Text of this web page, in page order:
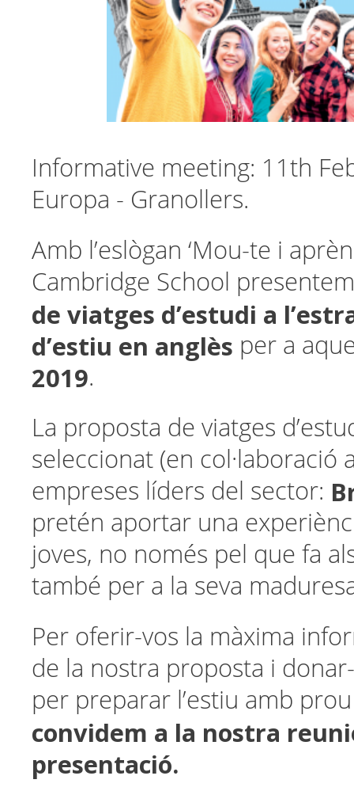
Informative meeting: 11th
Europa - Granollers.
Amb l’eslògan ‘Mou-te i
Cambridge School
de viatges d’estudi a
d’estiu en anglès per a
2019.
La proposta de viatges
seleccionat (en col·laboració
empreses líders del sector:
pretén aportar una
joves, no només pel que fa
també per a la seva
Per oferir-vos la màxima
de la nostra proposta i
per preparar l’estiu amb
convidem a la nostra
presentació.